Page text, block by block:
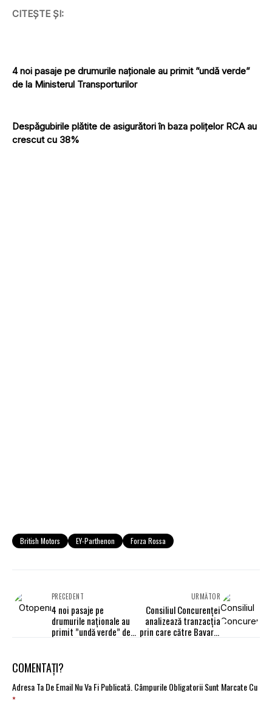
CITEȘTE ȘI:
4 noi pasaje pe drumurile naționale au primit ”undă verde”
de la Ministerul Transporturilor
Despăgubirile plătite de asigurători în baza polițelor RCA au
crescut cu 38%
British Motors EY-Parthenon Forza Rossa
PRECEDENT
4 noi pasaje pe
drumurile naționale au
primit ”undă verde” de
URMĂTOR
Consiliul Concurenţei
analizează tranzacţia
prin care către Bavaria
COMENTAȚI?
Adresa Ta De Email Nu Va Fi Publicată.Câmpurile Obligatorii Sunt Marcate Cu